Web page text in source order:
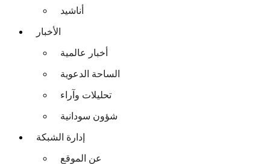
أناشيد
الأخبار
أخبار عالمية
الساحة الدعوية
تحليلات وآراء
شؤون سودانية
إدارة الشبكة
عن الموقع